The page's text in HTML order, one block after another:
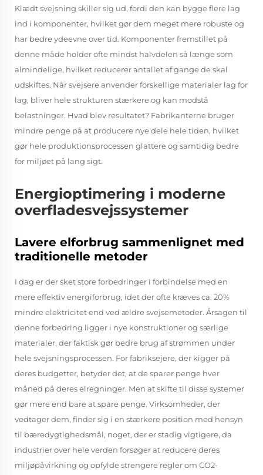
Klædt svejsning skiller sig ud, fordi den kan bygge flere lag
ind i komponenter, hvilket gør dem meget mere robuste og
har bedre ydeevne over tid. Komponenter fremstillet på
denne måde holder ofte mindst halvdelen så længe som
almindelige, hvilket reducerer antallet af gange de skal
udskiftes. Når svejsere anvender forskellige materialer lag for
lag, bliver hele strukturen stærkere og kan modstå
belastninger. Hvad blev resultatet? Fabrikanterne bruger
mindre penge på at producere nye dele hele tiden, hvilket
gør hele produktionsprocessen glattere og samtidig bedre
for miljøet på lang sigt.
Energioptimering i moderne
overfladesvejssystemer
Lavere elforbrug sammenlignet med
traditionelle metoder
I dag er der sket store forbedringer i forbindelse med en
mere effektiv energiforbrug, idet der ofte kræves ca. 20%
mindre elektricitet end ved ældre svejsemetoder. Årsagen til
denne forbedring ligger i nye konstruktioner og særlige
materialer, der faktisk gør bedre brug af strømmen under
hele svejsningsprocessen. For fabriksejere, der kigger på
deres budgetter, betyder det, at de sparer penge hver
måned på deres elregninger. Men at skifte til disse systemer
gør mere end bare at spare penge. Virksomheder, der
vedtager dem, finder sig i en stærkere position med hensyn
til bæredygtighedsmål, noget, der er stadig vigtigere, da
industrier over hele verden forsøger at reducere deres
miljøpåvirkning og opfylde strengere regler om CO2-